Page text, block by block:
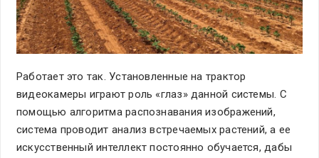
Работает это так. Установленные на трактор
видеокамеры играют роль «глаз» данной системы. С
помощью алгоритма распознавания изображений,
система проводит анализ встречаемых растений, а ее
искусственный интеллект постоянно обучается, дабы